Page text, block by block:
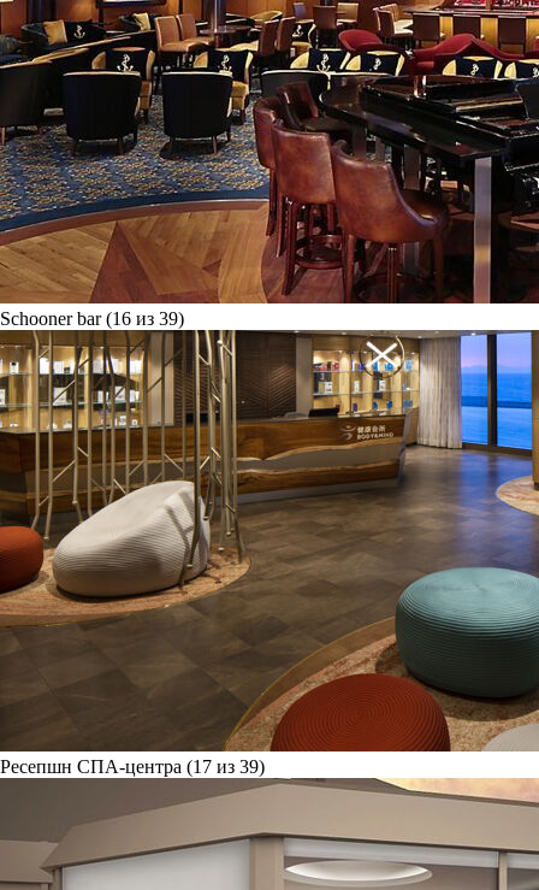
Schooner bar (16 из 39)
Ресепшн СПА-центра (17 из 39)